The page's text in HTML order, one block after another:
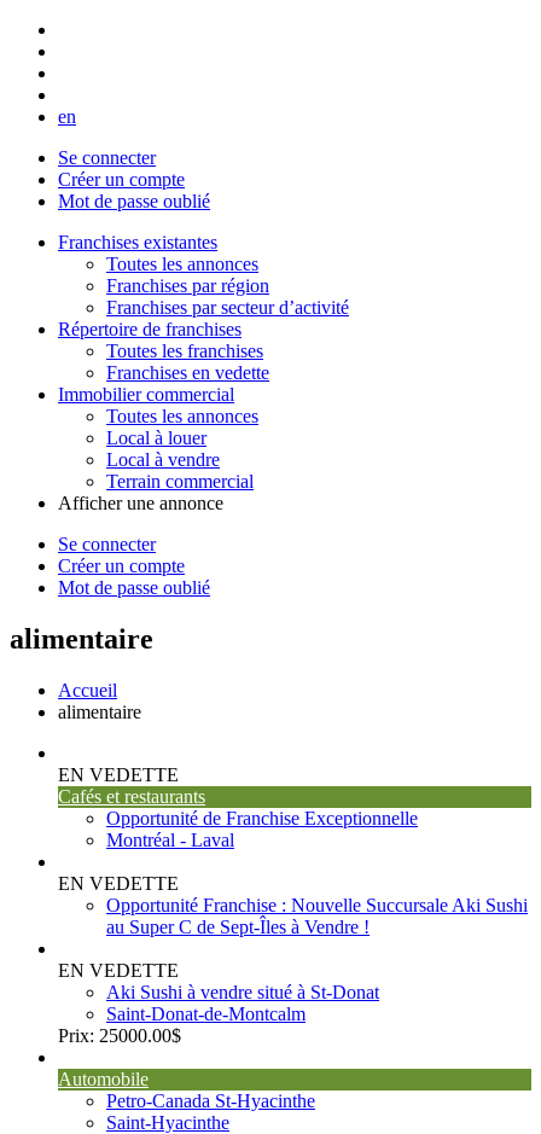
en
Se connecter
Créer un compte
Mot de passe oublié
Franchises existantes
Toutes les annonces
Franchises par région
Franchises par secteur d’activité
Répertoire de franchises
Toutes les franchises
Franchises en vedette
Immobilier commercial
Toutes les annonces
Local à louer
Local à vendre
Terrain commercial
Afficher une annonce
Se connecter
Créer un compte
Mot de passe oublié
alimentaire
Accueil
alimentaire
EN VEDETTE
Cafés et restaurants
Opportunité de Franchise Exceptionnelle
Montréal - Laval
EN VEDETTE
Opportunité Franchise : Nouvelle Succursale Aki Sushi
au Super C de Sept-Îles à Vendre !
EN VEDETTE
Aki Sushi à vendre situé à St-Donat
Saint-Donat-de-Montcalm
Prix: 25000.00$
Automobile
Petro-Canada St-Hyacinthe
Saint-Hyacinthe